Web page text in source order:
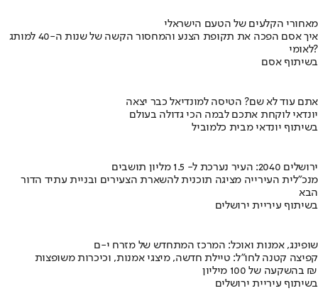
מאחורי הקלעים של הטעם הישראלי
איך אסם הפכה את תקופת הצנע והמחסור הקשה של שנות ה-40 למותג
לאומי?
בשיתוף אסם
אתם עוד לא שם? הטיסה למונדיאל כבר יצאה
יונדאי לוקחת אתכם לבמה הכי גדולה בעולם
בשיתוף יונדאי מבית כלמוביל
ירושלים 2040: העיר נערכת ל- 1.5 מליון תושבים
מנכ"לית העירייה מציגה תוכנית להשארת הצעירים ובניית עתיד הדור
הבא
בשיתוף עיריית ירושלים
שופינג, אמנות ואוכל: המרכז המתחדש של מזרח י-ם
קפיצה קטנה לחו"ל: טיילת חדשה, מיצגי אמנות, וכיכרות משופצות
בהשקעה של 100 מיליון ₪
בשיתוף עיריית ירושלים